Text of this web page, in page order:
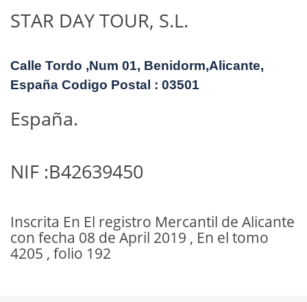
STAR DAY TOUR, S.L.
Calle Tordo ,Num 01, Benidorm,Alicante,
España Codigo Postal : 03501
España.
NIF :B42639450
Inscrita En El registro Mercantil de Alicante
con fecha 08 de April 2019 , En el tomo
4205 , folio 192